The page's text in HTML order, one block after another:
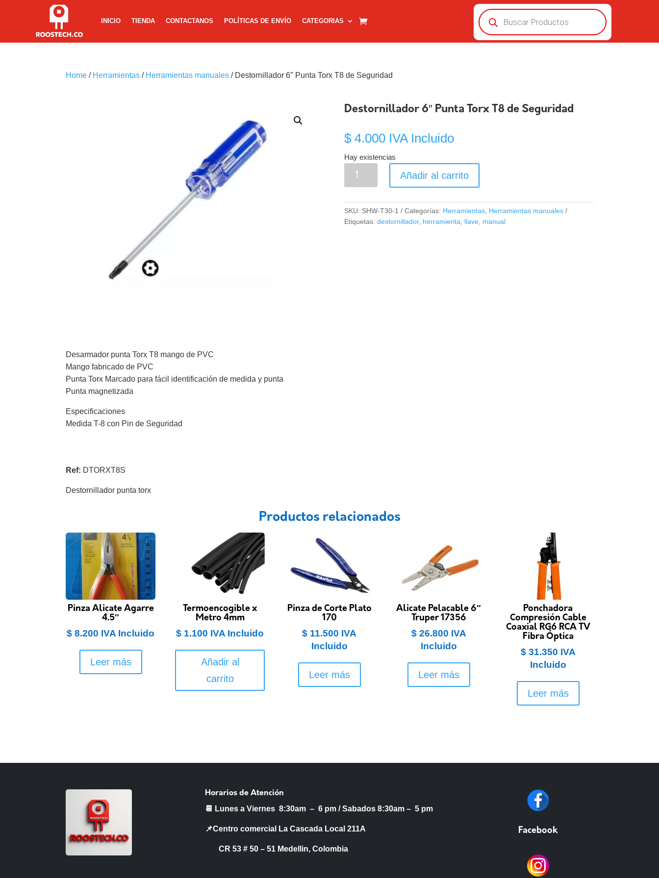
INICIO TIENDA CONTACTANOS POLÍTICAS DE ENVÍO CATEGORIAS
Búsqueda
de
productos
Home / Herramientas / Herramientas manuales / Destornillador 6″ Punta Torx T8 de Seguridad
Destornillador 6″ Punta Torx T8 de Seguridad
$4.000 IVA Incluido
Hay existencias
Destornillador
T8
Añadir al carrito
SKU: SHW-T30-1 Categorías: Herramientas, Herramientas manuales
Etiquetas: destornillador, herramienta llave, manual
Desarmador punta Torx T8 mango de PVC
Mango fabricado de PVC
Punta Torx Marcado para fácil identificación de medida y punta
Punta magnetizada
Especificaciones
Medida T-8 con Pin de Seguridad
Ref: DTORXT8S
Destornillador punta torx
Productos relacionados
Pinza Alicate Agarre
4.5″
$ 8.200 IVA Incluido
Leer más
Termoencogible x
Metro 4mm
$ 1.100 IVA Incluido
Añadir al
carrito
Pinza de Corte Plato
170
$ 11.500 IVA
Incluido
Leer más
Alicate Pelacable 6″
Truper 17356
$26.800 IVA
Incluido
Leer más
Ponchadora
Compresión Cable
Coaxial RG6 RCA TV
Fibra Óptica
$31.350 IVA
Incluido
Leer más
Horarios de Atención
📆 Lunes a Viernes 8:30am – 6 pm /Sabados 8:30am – 5 pm
📌Centro comercial La Cascada Local 211A
CR 53 # 50 – 51 Medellin, Colombia
Facebook